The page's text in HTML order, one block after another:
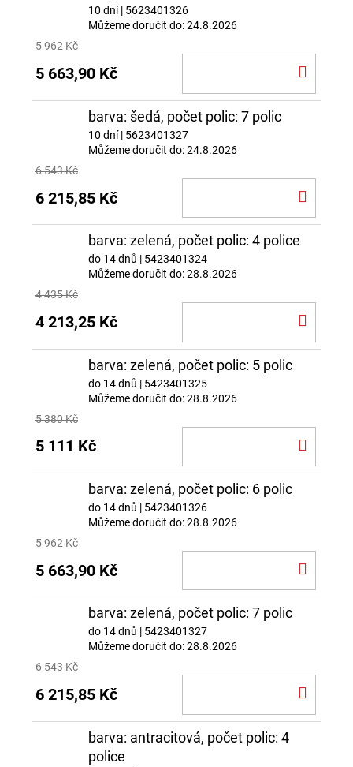
10 dní| 5623401326
Můžeme doručit do:24.8.2026
5 962 Kč
5 663,90 Kč
barva: šedá, počet polic: 7 polic
10 dní| 5623401327
Můžeme doručit do:24.8.2026
6 543 Kč
6 215,85 Kč
barva: zelená, počet polic: 4 police
do 14 dnů | 5423401324
Můžeme doručit do:28.8.2026
4 435 Kč
4 213,25 Kč
barva: zelená, počet polic: 5 polic
do 14 dnů | 5423401325
Můžeme doručit do:28.8.2026
5 380 Kč
5 111 Kč
barva: zelená, počet polic: 6 polic
do 14 dnů | 5423401326
Můžeme doručit do:28.8.2026
5 962 Kč
5 663,90 Kč
barva: zelená, počet polic: 7 polic
do 14 dnů | 5423401327
Můžeme doručit do:28.8.2026
6 543 Kč
6 215,85 Kč
barva: antracitová, počet polic: 4
police